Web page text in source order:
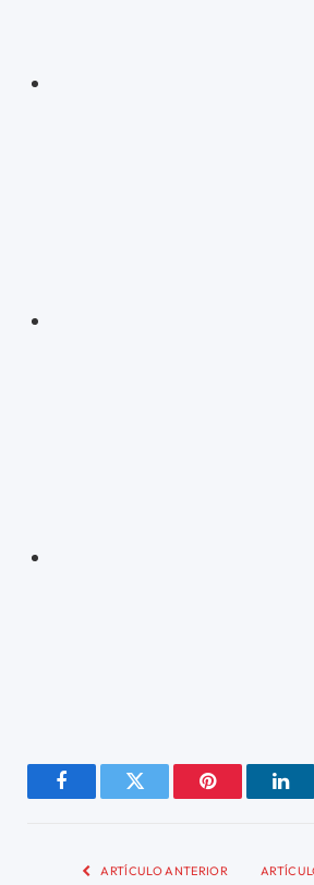
FacebookTwitter Pinterest
ARTÍCULO ANTERIOR